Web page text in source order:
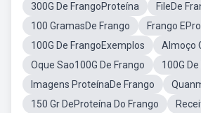
300G De FrangoProteína
FileDe
100 GramasDe Frango
Frango
100G De FrangoExemplos
Almoço
Oque Sao100G De Frango
100G
Imagens ProteínaDe Frango
150 Gr DeProteína Do Frango